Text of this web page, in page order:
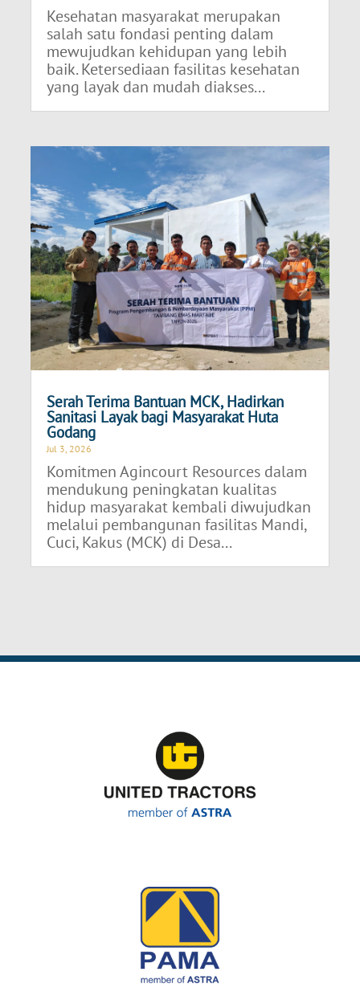
Kesehatan masyarakat merupakan
salah satu fondasi penting dalam
mewujudkan kehidupan yang lebih
baik. Ketersediaan fasilitas kesehatan
yang layak dan mudah diakses...
Serah Terima Bantuan MCK, Hadirkan
Sanitasi Layak bagi Masyarakat Huta
Godang
Jul 3, 2026
Komitmen Agincourt Resources dalam
mendukung peningkatan kualitas
hidup masyarakat kembali diwujudkan
melalui pembangunan fasilitas Mandi,
Cuci, Kakus (MCK) di Desa...